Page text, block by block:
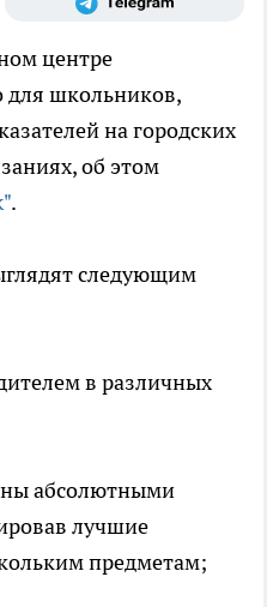
центре
для школьников,
на городских
об этом
.
следующим
в различных
абсолютными
лучшие
предметам;